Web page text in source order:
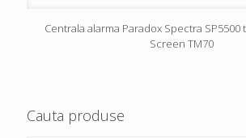
Centrala alarma Paradox Spectra SP5500
Screen TM70
Cauta produse